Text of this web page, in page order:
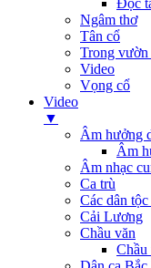
Độc
Ngâm thơ
Tân cổ
Trong vườn
Video
Vọng cổ
Video
▼
Âm hưởng
Âm
Âm nhạc
Ca trù
Các dân
Cải Lương
Chầu văn
Chầu